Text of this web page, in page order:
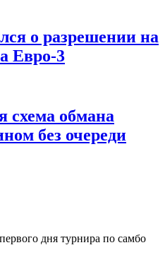
о разрешении на
Евро-3
схема обмана
без очереди
дня турнира по самбо